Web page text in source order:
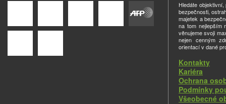
Hledáte
bezpečnosti,
majetek a
na tom nejlepším
věnujeme svoji
nejen cenným
orientací v dané
Kontakty
Kariéra
Ochrana
Podmínky
Všeobecné